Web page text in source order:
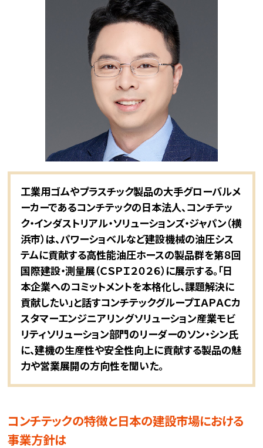
工業用ゴムやプラスチック製品の大手グローバルメ
ーカーであるコンチテックの日本法人、コンチテッ
ク・インダストリアル・ソリューションズ・ジャパン（横
浜市）は、パワーショベルなど建設機械の油圧シス
テムに貢献する高性能油圧ホースの製品群を第８回
国際建設・測量展（ＣＳＰＩ２０２６）に展示する。「日
本企業へのコミットメントを本格化し、課題解決に
貢献したい」と話すコンチテックグループＩＡＰＡＣカ
スタマーエンジニアリングソリューション産業モビ
リティソリューション部門のリーダーのソン・シン氏
に、建機の生産性や安全性向上に貢献する製品の魅
力や営業展開の方向性を聞いた。
コンチテックの特徴と日本の建設市場における
事業方針は